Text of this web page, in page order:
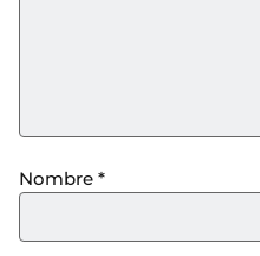
Nombre *